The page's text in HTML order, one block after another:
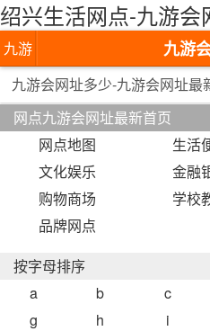
绍兴生活网点-九游会
九游
会网
址多
最新
九游
少-九
九游会网址多少-九游会网址最
网点九游会网址最新首页
网点地图
生活
文化娱乐
金融
购物商场
学校
品牌网点
按字母排序
a
b c
g
h i